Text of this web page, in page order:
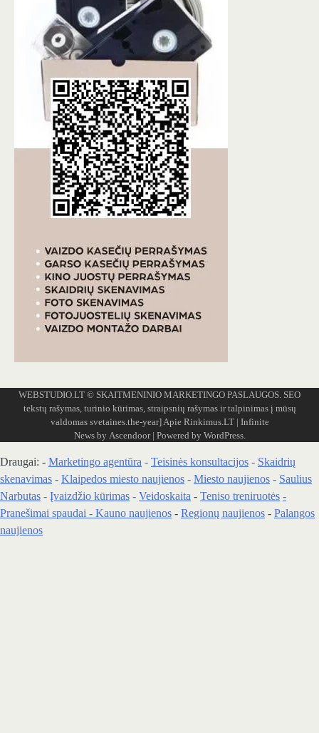
WEBSTUDIO.LT © SKAITMENINIO MARKETINGO PASLAUGOS. SEO
tekstų rašymas, turinio kūrimas, straipsnių rašymas ir talpinimas į mūsų
valdomas svetaines.the-year] Apie Rinkimus.LT| Infinite
News by Ascendoor| Powered by WordPress.
Draugai: - Marketingo agentūra - Teisinės konsultacijos - Skaidrių
skenavimas - Klaipedos miesto naujienos - Miesto naujienos - Saulius
Narbutas - Įvaizdžio kūrimas - Veidoskaita - Teniso treniruotės -
Pranešimai spaudai - Kauno naujienos - Regionų naujienos - Palangos
naujienos